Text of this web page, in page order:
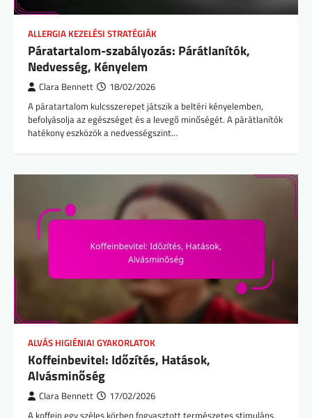
ALLERGIA KEZELÉSI STRATÉGIÁK
Páratartalom-szabályozás: Párátlanítók,
Nedvesség, Kényelem
Clara Bennett 18/02/2026
A páratartalom kulcsszerepet játszik a beltéri kényelemben,
befolyásolja az egészséget és a levegő minőségét. A párátlanítók
hatékony eszközök a nedvességszint…
ALVÁS HIGIÉNIAI GYAKORLATOK
Koffeinbevitel: Időzítés, Hatások,
Alvásminőség
Clara Bennett 17/02/2026
A koffein egy széles körben fogyasztott természetes stimuláns,